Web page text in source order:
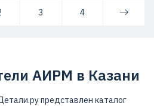
3 4
АИРМ в Казани
представлен каталог